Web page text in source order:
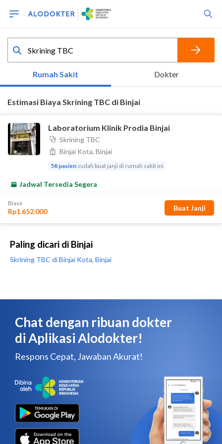
Paling dicari di Binjai
Skrining TBC di Binjai Kota, Binjai